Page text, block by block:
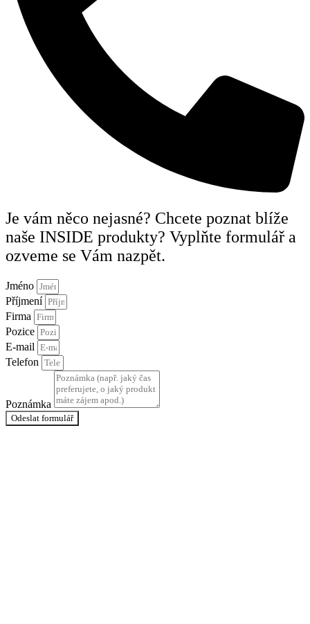
Je vám něco nejasné? Chcete poznat blíže
naše INSIDE produkty? Vyplňte formulář a
ozveme se Vám nazpět.
Jméno
Příjmení
Firma
Pozice
E-mail
Telefon
Poznámka
Odeslat formulář